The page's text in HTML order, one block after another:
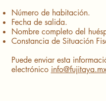
Número de habitación.
Fecha de salida.
Nombre completo del
Constancia de Situación
Puede enviar esta
electrónico